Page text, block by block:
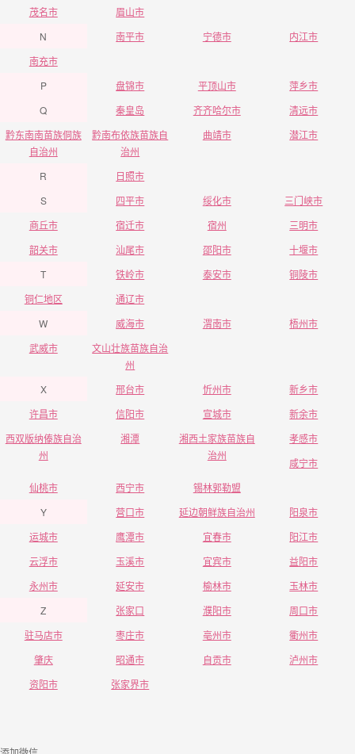
茂名市
眉山市
N
南平市 宁德市
内江市
南充市
P
盘锦市 平顶山市
萍乡市
Q
秦皇岛 齐齐哈尔市
清远市
黔东南南苗族侗族
自治州
黔南布依族苗族自
治州
曲靖市 潜江市
R
日照市
S
四平市 绥化市
三门峡市
商丘市
宿迁市 宿州
三明市
韶关市
汕尾市 邵阳市
十堰市
T
铁岭市 泰安市
铜陵市
铜仁地区
通辽市
W
威海市 渭南市
梧州市
武威市
文山壮族苗族自治
州
X
邢台市 忻州市
新乡市
许昌市
信阳市 宣城市
新余市
西双版纳傣族自治
州
湘潭
湘西土家族苗族自
治州
孝感市
咸宁市
仙桃市
西宁市
锡林郭勒盟
Y
营口市 延边朝鲜族自治州
阳泉市
运城市
鹰潭市 宜春市
阳江市
云浮市
玉溪市 宜宾市
益阳市
永州市
延安市 榆林市
玉林市
Z
张家口 濮阳市
周口市
驻马店市
枣庄市 亳州市
衢州市
肇庆
昭通市 自贡市
泸州市
资阳市
张家界市